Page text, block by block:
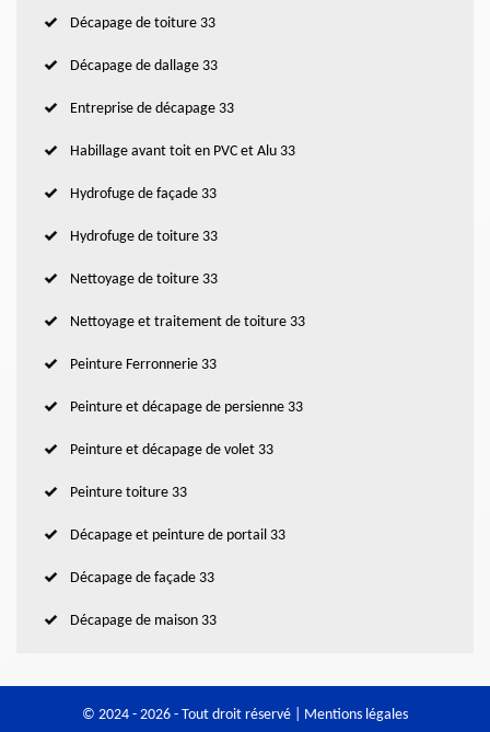
Décapage de toiture 33
Décapage de dallage 33
Entreprise de décapage 33
Habillage avant toit en PVC et Alu 33
Hydrofuge de façade 33
Hydrofuge de toiture 33
Nettoyage de toiture 33
Nettoyage et traitement de toiture 33
Peinture Ferronnerie 33
Peinture et décapage de persienne 33
Peinture et décapage de volet 33
Peinture toiture 33
Décapage et peinture de portail 33
Décapage de façade 33
Décapage de maison 33
© 2024 - 2026 - Tout droit réservé | Mentions légales